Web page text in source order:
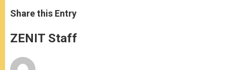
t
s
p
p
s
e
g
e
e
b
o
k
Share this Entry
ZENIT Staff